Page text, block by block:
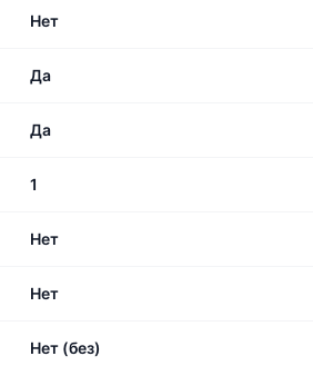
Нет
Да
Да
1
Нет
Нет
Нет (без)